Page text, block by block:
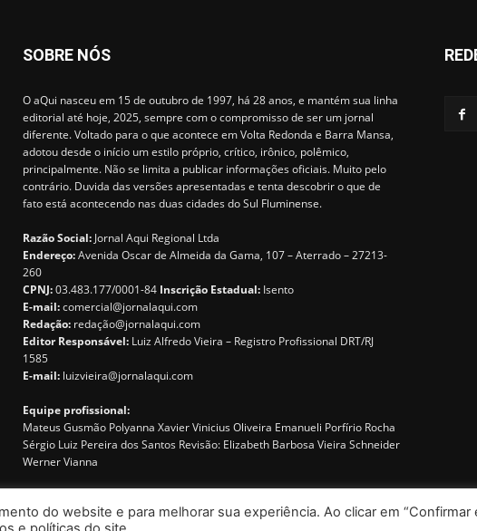
SOBRE NÓS
O aQui nasceu em 15 de outubro de 1997, há 28 anos, e mantém sua linha
editorial até hoje, 2025, sempre com o compromisso de ser um jornal
diferente. Voltado para o que acontece em Volta Redonda e Barra Mansa,
adotou desde o início um estilo próprio, crítico, irônico, polêmico,
principalmente. Não se limita a publicar informações oficiais. Muito pelo
contrário. Duvida das versões apresentadas e tenta descobrir o que de
fato está acontecendo nas duas cidades do Sul Fluminense.
Razão Social: Jornal Aqui Regional Ltda
Endereço:Avenida Oscar de Almeida da Gama, 107 – Aterrado – 27213-
260
CPNJ:03.483.177/0001-84 Inscrição Estadual: Isento
E-mail:comercial@jornalaqui.com
Redação: redação@jornalaqui.com
Editor Responsável: Luiz Alfredo Vieira – Registro Profissional DRT/RJ
1585
E-mail: luizvieira@jornalaqui.com
Equipe profissional:
Mateus Gusmão Polyanna Xavier Vinicius Oliveira Emanueli Porfírio Rocha
Sérgio Luiz Pereira dos Santos Revisão: Elizabeth Barbosa Vieira Schneider
Werner Vianna
do website e para melhorar sua experiência. Ao clicar em “Confirmar